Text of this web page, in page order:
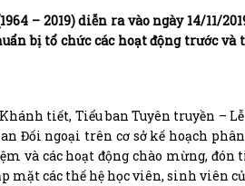
– 2019) diễn ra vào ngày 14/11/
bị tổ chức các hoạt động trước
tiết, Tiểu ban Tuyên truyền –
Đối ngoại trên cơ sở kế hoạch
và các hoạt động chào mừng, đón
mặt các thế hệ học viên, sinh viên